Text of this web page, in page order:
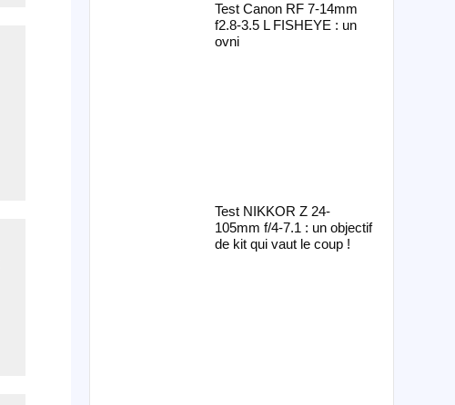
Test Canon RF 7-14mm
f2.8-3.5 L FISHEYE : un
ovni
Test NIKKOR Z 24-
105mm f/4-7.1 : un objectif
de kit qui vaut le coup !